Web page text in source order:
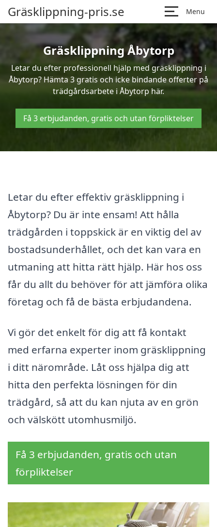
Gräsklippning-pris.se Menu
Gräsklippning Åbytorp
Letar du efter professionell hjälp med gräsklippning i
Åbytorp? Hämta 3 gratis och icke bindande offerter på
trädgårdsarbete i Åbytorp här.
Få 3 erbjudanden, gratis och utan förpliktelser
Letar du efter effektiv gräsklippning i
Åbytorp? Du är inte ensam! Att hålla
trädgården i toppskick är en viktig del av
bostadsunderhållet, och det kan vara en
utmaning att hitta rätt hjälp. Här hos oss
får du allt du behöver för att jämföra olika
företag och få de bästa erbjudandena.
Vi gör det enkelt för dig att få kontakt
med erfarna experter inom gräsklippning
i ditt närområde. Låt oss hjälpa dig att
hitta den perfekta lösningen för din
trädgård, så att du kan njuta av en grön
och välskött utomhusmiljö.
Få 3 erbjudanden, gratis och utan
förpliktelser